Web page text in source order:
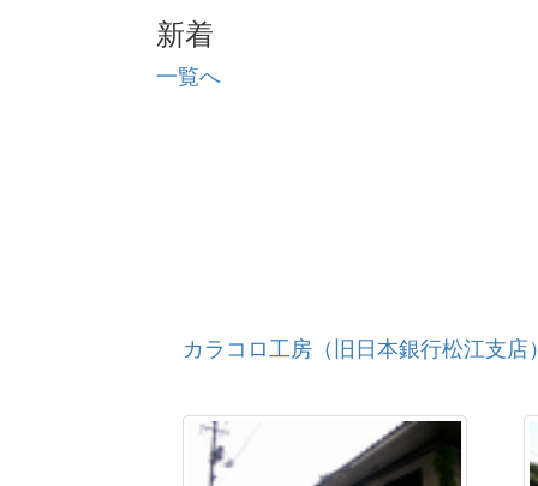
新着
一覧へ
カラコロ工房（旧日本銀行松江支店